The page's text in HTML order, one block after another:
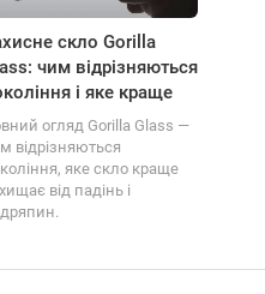
скло Gorilla
чим відрізняються
і яке краще
огляд Gorilla Glass —
відрізняються
яке скло краще
від падінь і